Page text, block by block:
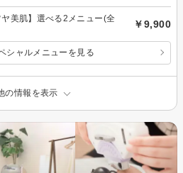
ヤ美肌】選べる2メニュー(全
￥9,900
シャルメニューを見る
の情報を表示